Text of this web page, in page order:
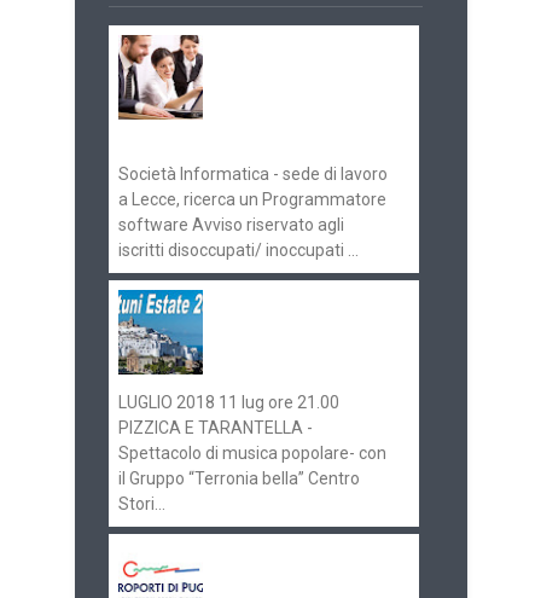
Società Informatica - sede di lavoro
a Lecce, ricerca un Programmatore
software Avviso riservato agli
iscritti disoccupati/ inoccupati ...
LUGLIO 2018 11 lug ore 21.00
PIZZICA E TARANTELLA -
Spettacolo di musica popolare- con
il Gruppo “Terronia bella” Centro
Stori...